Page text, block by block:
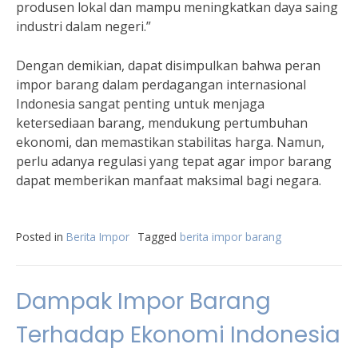
produsen lokal dan mampu meningkatkan daya saing
industri dalam negeri.”
Dengan demikian, dapat disimpulkan bahwa peran
impor barang dalam perdagangan internasional
Indonesia sangat penting untuk menjaga
ketersediaan barang, mendukung pertumbuhan
ekonomi, dan memastikan stabilitas harga. Namun,
perlu adanya regulasi yang tepat agar impor barang
dapat memberikan manfaat maksimal bagi negara.
Posted in Berita Impor Tagged berita impor barang
Dampak Impor Barang
Terhadap Ekonomi Indonesia